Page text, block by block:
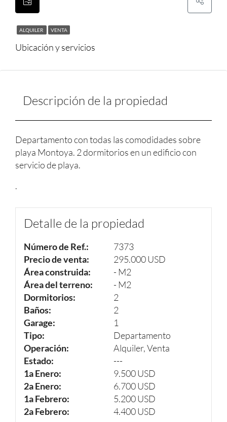
ALQUILER VENTA
Ubicación y servicios
Descripción de la propiedad
Departamento con todas las comodidades sobre
playa Montoya. 2 dormitorios en un edificio con
servicio de playa.
.
Detalle de la propiedad
Número de Ref.:
7373
Precio de venta:
295.000 USD
Área construida:
- M2
Área del terreno:
- M2
Dormitorios:
2
Baños:
2
Garage:
1
Tipo:
Departamento
Operación:
Alquiler, Venta
Estado:
---
1a Enero:
9.500 USD
2a Enero:
6.700 USD
1a Febrero:
5.200 USD
2a Febrero:
4.400 USD